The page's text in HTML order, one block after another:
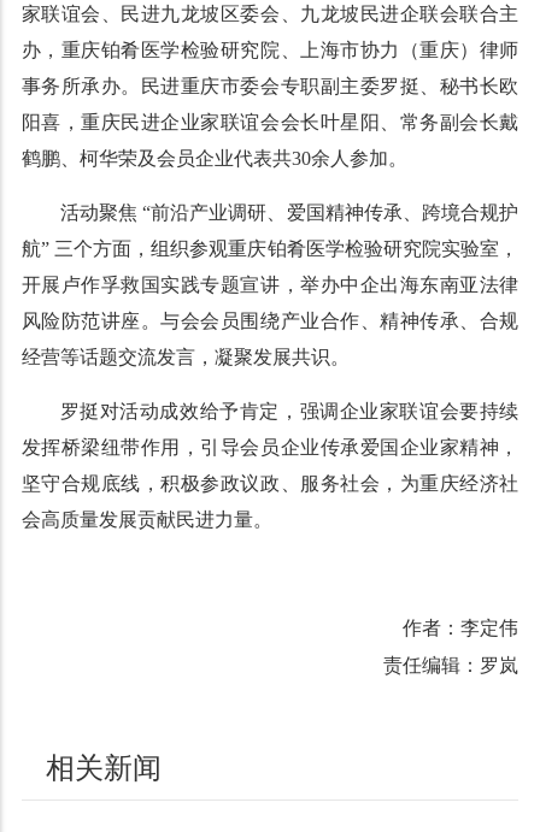
家联谊会、民进九龙坡区委会、九龙坡民进企联会联合主
办，重庆铂肴医学检验研究院、上海市协力（重庆）律师
事务所承办。民进重庆市委会专职副主委罗挺、秘书长欧
阳喜，重庆民进企业家联谊会会长叶星阳、常务副会长戴
鹤鹏、柯华荣及会员企业代表共30余人参加。
活动聚焦 “前沿产业调研、爱国精神传承、跨境合规护
航” 三个方面，组织参观重庆铂肴医学检验研究院实验室，
开展卢作孚救国实践专题宣讲，举办中企出海东南亚法律
风险防范讲座。与会会员围绕产业合作、精神传承、合规
经营等话题交流发言，凝聚发展共识。
罗挺对活动成效给予肯定，强调企业家联谊会要持续
发挥桥梁纽带作用，引导会员企业传承爱国企业家精神，
坚守合规底线，积极参政议政、服务社会，为重庆经济社
会高质量发展贡献民进力量。
作者：李定伟
责任编辑：罗岚
相关新闻